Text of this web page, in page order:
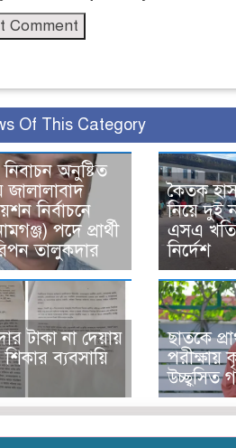
Of This Category
অনু‌ষ্টিত
জালালাবাদ
নির্বাচনে
পদে প্রার্থী
তালুকদার
কৈতক
নিয়ে দুই
এসএ
নির্দেশ
টাকা না দেয়ায়
ব‌্যবসা‌য়ি
ছাতকে
পরীক্ষায়
উচ্ছ্বসিত